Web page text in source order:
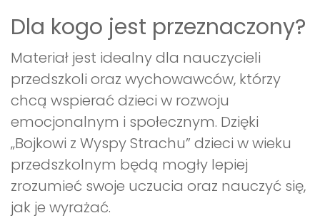
Dla kogo jest przeznaczony?
Materiał jest idealny dla nauczycieli
przedszkoli oraz wychowawców, którzy
chcą wspierać dzieci w rozwoju
emocjonalnym i społecznym. Dzięki
„Bojkowi z Wyspy Strachu” dzieci w wieku
przedszkolnym będą mogły lepiej
zrozumieć swoje uczucia oraz nauczyć się,
jak je wyrażać.